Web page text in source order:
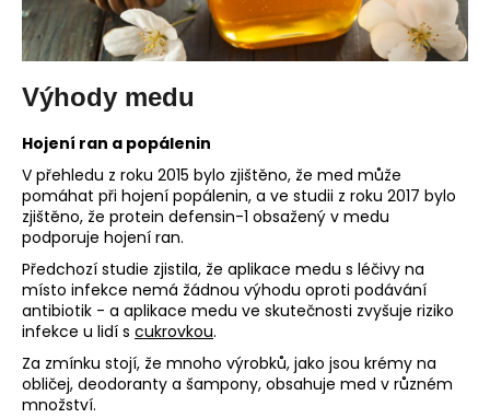
Výhody medu
Hojení ran a popálenin
V přehledu z roku 2015 bylo zjištěno, že med může
pomáhat při hojení popálenin, a ve studii z roku 2017 bylo
zjištěno, že protein defensin-1 obsažený v medu
podporuje hojení ran.
Předchozí studie zjistila, že aplikace medu s léčivy na
místo infekce nemá žádnou výhodu oproti podávání
antibiotik - a aplikace medu ve skutečnosti zvyšuje riziko
infekce u lidí s cukrovkou.
Za zmínku stojí, že mnoho výrobků, jako jsou krémy na
obličej, deodoranty a šampony, obsahuje med v různém
množství.